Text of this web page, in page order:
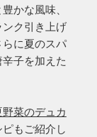
かな風味、
ク引き上げ
に夏のスパ
子を加えた
菜のデュカ
もご紹介し